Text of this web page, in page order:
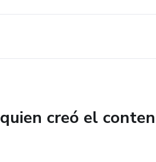
creó el